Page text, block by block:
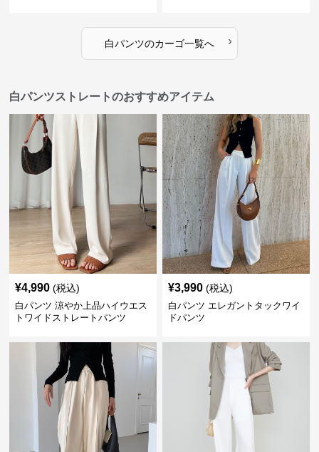
白パンツのカーゴ一覧へ ›
白パンツストレートのおすすめアイテム
¥4,990 (税込)
白パンツ 涼やか上品ハイウエス
トワイドストレートパンツ
¥3,990 (税込)
白パンツ エレガントタックワイ
ドパンツ